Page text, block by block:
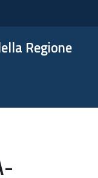
Regione